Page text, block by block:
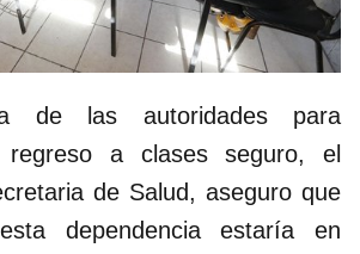
de las autoridades para
regreso a clases seguro, el
de Salud, aseguro que
dependencia estaría en